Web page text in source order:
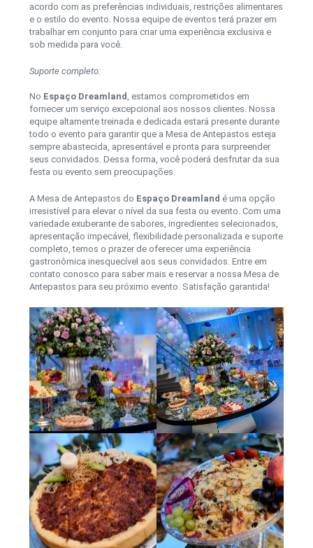
acordo com as preferências individuais, restrições alimentares
e o estilo do evento. Nossa equipe de eventos terá prazer em
trabalhar em conjunto para criar uma experiência exclusiva e
sob medida para você.
Suporte completo:
No Espaço Dreamland , estamos comprometidos em
fornecer um serviço excepcional aos nossos clientes. Nossa
equipe altamente treinada e dedicada estará presente durante
todo o evento para garantir que a Mesa de Antepastos esteja
sempre abastecida, apresentável e pronta para surpreender
seus convidados. Dessa forma, você poderá desfrutar da sua
festa ou evento sem preocupações.
A Mesa de Antepastos do Espaço Dreamland é uma opção
irresistível para elevar o nível da sua festa ou evento. Com uma
variedade exuberante de sabores, ingredientes selecionados,
apresentação impecável, flexibilidade personalizada e suporte
completo, temos o prazer de oferecer uma experiência
gastronômica inesquecível aos seus convidados. Entre em
contato conosco para saber mais e reservar a nossa Mesa de
Antepastos para seu próximo evento. Satisfação garantida!